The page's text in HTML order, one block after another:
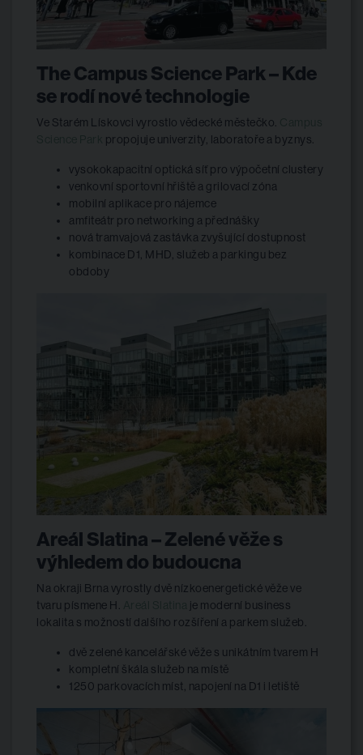
The Campus Science Park – Kde
se rodí nové technologie
Ve Starém Lískovci vyrostlo vědecké městečko.
propojuje univerzity, laboratoře a byznys.
vysokokapacitní optická síť pro výpočetní clustery
venkovní sportovní hřiště a grilovací zóna
mobilní aplikace pro nájemce
amfiteátr pro networking a přednášky
nová tramvajová zastávka zvyšující dostupnost
kombinace D1, MHD, služeb a parkingu bez
obdoby
Areál Slatina – Zelené věže s
výhledem do budoucna
Na okraji Brna vyrostly dvě nízkoenergetické věže ve
tvaru písmene H.
je moderní business
lokalita s možností dalšího rozšíření a parkem služeb.
dvě zelené kancelářské věže s unikátním tvarem H
kompletní škála služeb na místě
1250 parkovacích míst, napojení na D1 i letiště